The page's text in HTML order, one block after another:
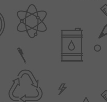
AANBIEDINGEN -
TWEEDEKANS